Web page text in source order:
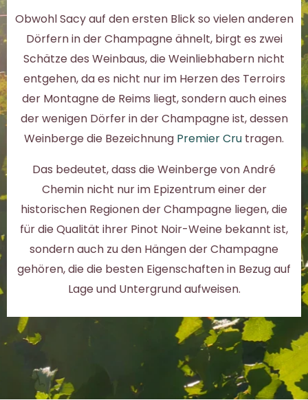
Obwohl Sacy auf den ersten Blick so vielen anderen
Dörfern in der Champagne ähnelt, birgt es zwei
Schätze des Weinbaus, die Weinliebhabern nicht
entgehen, da es nicht nur im Herzen des Terroirs
der Montagne de Reims liegt, sondern auch eines
der wenigen Dörfer in der Champagne ist, dessen
Weinberge die Bezeichnung Premier Cru tragen.
Das bedeutet, dass die Weinberge von André
Chemin nicht nur im Epizentrum einer der
historischen Regionen der Champagne liegen, die
für die Qualität ihrer Pinot Noir-Weine bekannt ist,
sondern auch zu den Hängen der Champagne
gehören, die die besten Eigenschaften in Bezug auf
Lage und Untergrund aufweisen.